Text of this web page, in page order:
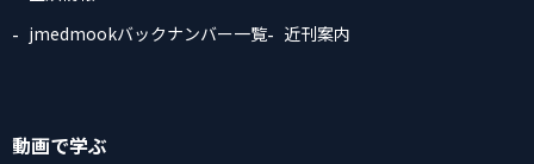
jmedmookバックナンバー一覧
近刊案内
動画で学ぶ